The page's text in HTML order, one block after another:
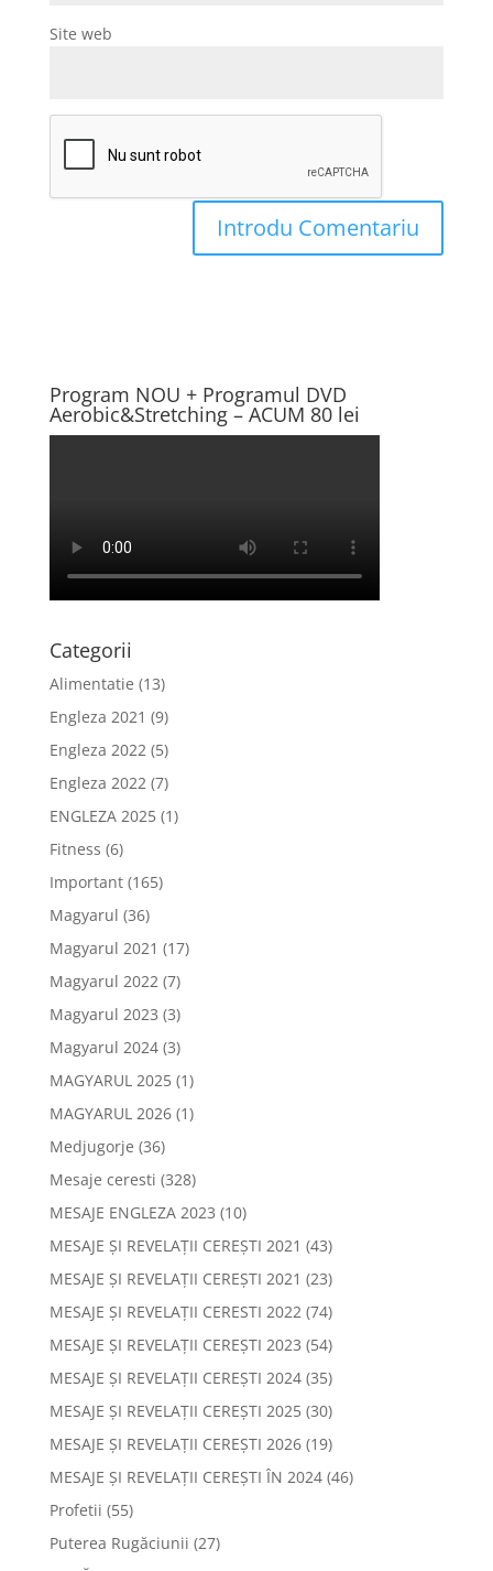
Site web
Program NOU + Programul DVD
Aerobic&Stretching – ACUM 80 lei
Categorii
Alimentatie (13)
Engleza 2021 (9)
Engleza 2022(5)
Engleza 2022(7)
ENGLEZA 2025(1)
Fitness (6)
Important(165)
Magyarul (36)
Magyarul 2021 (17)
Magyarul 2022(7)
Magyarul 2023 (3)
Magyarul 2024(3)
MAGYARUL 2025(1)
MAGYARUL 2026(1)
Medjugorje (36)
Mesaje ceresti (328)
MESAJE ENGLEZA 2023 (10)
MESAJE ȘI REVELAȚII CEREȘTI 2021 (43)
MESAJE ȘI REVELAȚII CEREȘTI 2021 (23)
MESAJE ȘI REVELAȚII CERESTI 2022(74)
MESAJE ȘI REVELAȚII CEREȘTI 2023 (54)
MESAJE ȘI REVELAȚII CEREȘTI 2024(35)
MESAJE ȘI REVELAȚII CEREȘTI 2025(30)
MESAJE ȘI REVELAȚII CEREȘTI 2026(19)
MESAJE ȘI REVELAȚII CEREȘTI ÎN 2024(46)
Profetii (55)
Puterea Rugăciunii (27)